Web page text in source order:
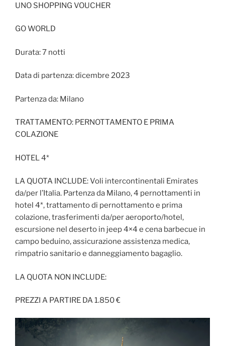
UNO SHOPPING VOUCHER
GO WORLD
Durata: 7 notti
Data di partenza: dicembre 2023
Partenza da: Milano
TRATTAMENTO: PERNOTTAMENTO E PRIMA
COLAZIONE
HOTEL 4*
LA QUOTA INCLUDE: Voli intercontinentali Emirates
da/per l’Italia. Partenza da Milano, 4 pernottamenti in
hotel 4*, trattamento di pernottamento e prima
colazione, trasferimenti da/per aeroporto/hotel,
escursione nel deserto in jeep 4×4 e cena barbecue in
campo beduino, assicurazione assistenza medica,
rimpatrio sanitario e danneggiamento bagaglio.
LA QUOTA NON INCLUDE:
PREZZI A PARTIRE DA 1.850 €